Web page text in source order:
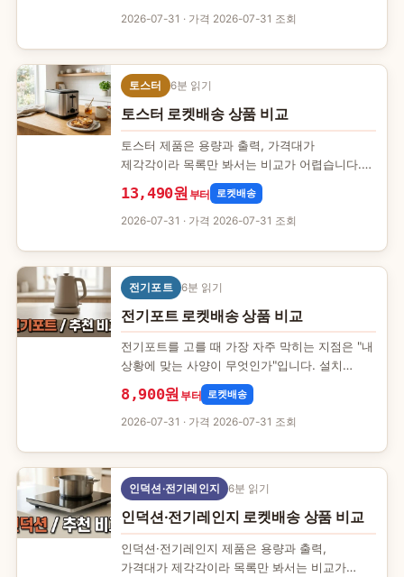
2026-07-31 · 가격 2026-07-31 조회
토스터 6분 읽기
토스터 로켓배송 상품 비교
토스터 제품은 용량과 출력, 가격대가
제각각이라 목록만 봐서는 비교가 어렵습니다.
이 글은 쿠팡 파트너스 API로 모은 8개 제품을
가격대와 용량 기준으로 정리했…
13,490원 부터 로켓배송
2026-07-31 · 가격 2026-07-31 조회
전기포트 6분 읽기
전기포트 로켓배송 상품 비교
전기포트를 고를 때 가장 자주 막히는 지점은 "내
상황에 맞는 사양이 무엇인가"입니다. 설치
공간과 가격을 축으로 8개 제품의 공개 사양과
가격…
8,900원 부터 로켓배송
2026-07-31 · 가격 2026-07-31 조회
인덕션·전기레인지 6분 읽기
인덕션·전기레인지 로켓배송 상품 비교
인덕션·전기레인지 제품은 용량과 출력,
가격대가 제각각이라 목록만 봐서는 비교가